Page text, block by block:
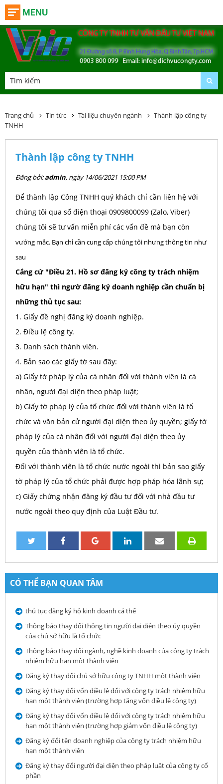
MENU
Trang chủ Tin tức Tài liệu chuyên ngành
Thành lập công ty
TNHH
Thành lập công ty TNHH
Đăng bởi:admin, ngày 14/06/2021 15:00 PM
Để thành lập Công TNHH quý khách chỉ cần liên hệ với
chúng tôi qua số điện thoại 0909800099 (Zalo, Viber)
chúng tôi sẽ tư vấn miễn phí các vấn đề mà bạn còn
vướng mắc. Bạn chỉ cần cung cấp chúng tôi nhưng thông tin như
sau
Cắng cứ "Điều 21. Hồ sơ đăng ký công ty trách nhiệm
hữu hạn" thì ngườ đăng ký doanh nghiệp cần chuẩn bị
những thủ tục sau:
1. Giấy đề nghị đăng ký doanh nghiệp.
2. Điều lệ công ty.
3. Danh sách thành viên.
4. Bản sao các giấy tờ sau đây:
a) Giấy tờ pháp lý của cá nhân đối với thành viên là cá
nhân, người đại diện theo pháp luật;
b) Giấy tờ pháp lý của tổ chức đối với thành viên là tổ
chức và văn bản cử người đại diện theo ủy quyền; giấy tờ
pháp lý của cá nhân đối với người đại diện theo ủy
quyền của thành viên là tổ chức.
Đối với thành viên là tổ chức nước ngoài thì bản sao giấy
tờ pháp lý của tổ chức phải được hợp pháp hóa lãnh sự;
c) Giấy chứng nhận đăng ký đầu tư đối với nhà đầu tư
nước ngoài theo quy định của Luật Đầu tư.
CÓ THỂ BẠN QUAN TÂM
thủ tục đăng ký hộ kinh doanh cá thể
Thông báo thay đổi thông tin người đại diện theo ủy quyền
của chủ sở hữu là tổ chức
Thông báo thay đổi ngành, nghề kinh doanh của công ty trách
nhiệm hữu hạn một thành viên
Đăng ký thay đổi chủ sở hữu công ty TNHH một thành viên
Đăng ký thay đổi vốn điều lệ đối với công ty trách nhiệm hữu
hạn một thành viên (trường hợp tăng vốn điều lệ công ty)
Đăng ký thay đổi vốn điều lệ đối với công ty trách nhiệm hữu
hạn một thành viên (trường hợp giảm vốn điều lệ công ty)
Đăng ký đổi tên doanh nghiệp của công ty trách nhiệm hữu
hạn một thành viên
Đăng ký thay đổi người đại diện theo pháp luật của công ty cổ
phần